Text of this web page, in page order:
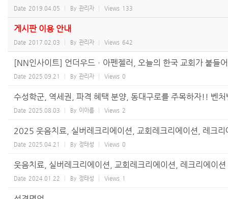
Date 2019.04.05 By 관리자 Views 133
게시판 이용 안내
Date 2017.02.03 By 관리자 Views 642
[NN인사이트] 언더우드ㆍ아펜젤러, 오늘의 한국 교회가 붙들
Date 2025.09.21 By 관리자 Views 0
수성학군, 역세권, 파격 혜택 분양, 동대구로를 주목하자!! 벤
Date 2025.08.03 By 이아름 Views 2
2025 웃음치료, 실버레크리에이션, 교회레크리에이션, 레크
Date 2025.04.21 By 정태성 Views 0
웃음치료, 실버레크리에이션, 교회레크리에이션, 레크리에
Date 2024.01.22 By 정태성 Views 1